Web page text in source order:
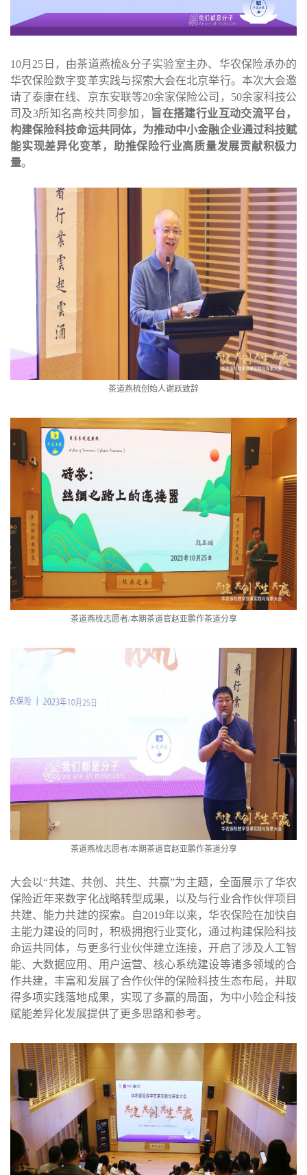
10月 25 日，由茶道燕梳&分子实验室主办、华农保险承办的
华农保险数字变革实践与探索大会在北京举行。本次大会邀
请了泰康在线、京东安联等20余家保险公司， 50余家科技公
司及3所知名高校共同参加，
旨在搭建行业互动交流平台，
构建保险科技命运共同体，为推动中小金融企业通过科技赋
能实现差异化变革，助推保险行业高质量发展贡献积极力
量。
茶道燕梳创始人谢跃致辞
茶道燕梳志愿者/本期茶道官赵亚鹏作茶道分享
茶道燕梳志愿者/本期茶道官赵亚鹏作茶道分享
大会以“共建、共创、共生、共赢”为主题，全面展示了华农
保险近年来数字化战略转型成果，以及与行业合作伙伴项目
共建、能力共建的探索。自2019年以来，华农保险在加快自
主能力建设的同时，积极拥抱行业变化，通过构建保险科技
命运共同体，与更多行业伙伴建立连接，开启了涉及人工智
能、大数据应用、用户运营、核心系统建设等诸多领域的合
作共建，丰富和发展了合作伙伴的保险科技生态布局，并取
得多项实践落地成果，实现了多赢的局面，为中小险企科技
赋能差异化发展提供了更多思路和参考。